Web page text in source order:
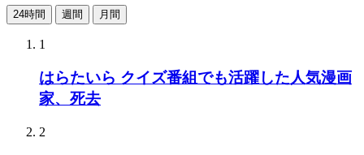
24時間 週間 月間
1
はらたいら クイズ番組でも活躍した人気漫画
家、死去
2